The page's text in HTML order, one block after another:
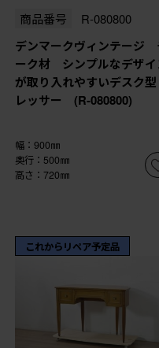
商品番号 R-080800
デンマークヴィンテージ
ーク材 シンプルなデザイ
が取り入れやすいデスク型
レッサー (R-080800)
幅：900㎜
奥行：500㎜
高さ：720㎜
これからリペア予定品